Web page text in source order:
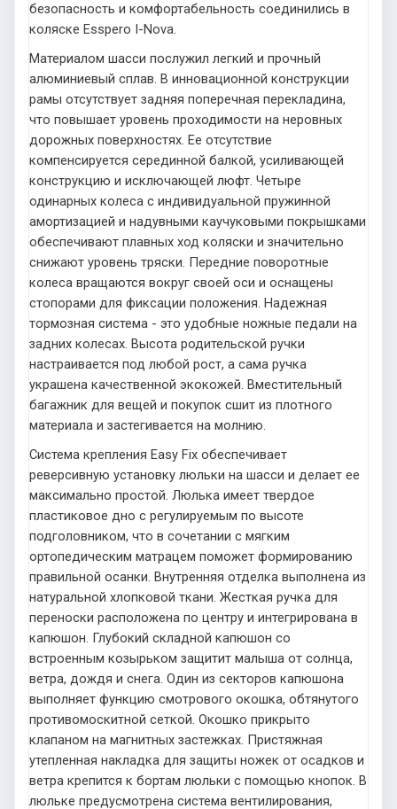
безопасность и комфортабельность соединились в
коляске Esspero I-Nova.
Материалом шасси послужил легкий и прочный
алюминиевый сплав. В инновационной конструкции
рамы отсутствует задняя поперечная перекладина,
что повышает уровень проходимости на неровных
дорожных поверхностях. Ее отсутствие
компенсируется серединной балкой, усиливающей
конструкцию и исключающей люфт. Четыре
одинарных колеса с индивидуальной пружинной
амортизацией и надувными каучуковыми покрышками
обеспечивают плавных ход коляски и значительно
снижают уровень тряски. Передние поворотные
колеса вращаются вокруг своей оси и оснащены
стопорами для фиксации положения. Надежная
тормозная система - это удобные ножные педали на
задних колесах. Высота родительской ручки
настраивается под любой рост, а сама ручка
украшена качественной экокожей. Вместительный
багажник для вещей и покупок сшит из плотного
материала и застегивается на молнию.
Система крепления Easy Fix обеспечивает
реверсивную установку люльки на шасси и делает ее
максимально простой. Люлька имеет твердое
пластиковое дно с регулируемым по высоте
подголовником, что в сочетании с мягким
ортопедическим матрацем поможет формированию
правильной осанки. Внутренняя отделка выполнена из
натуральной хлопковой ткани. Жесткая ручка для
переноски расположена по центру и интегрирована в
капюшон. Глубокий складной капюшон со
встроенным козырьком защитит малыша от солнца,
ветра, дождя и снега. Один из секторов капюшона
выполняет функцию смотрового окошка, обтянутого
противомоскитной сеткой. Окошко прикрыто
клапаном на магнитных застежках. Пристяжная
утепленная накладка для защиты ножек от осадков и
ветра крепится к бортам люльки с помощью кнопок. В
люльке предусмотрена система вентилирования,